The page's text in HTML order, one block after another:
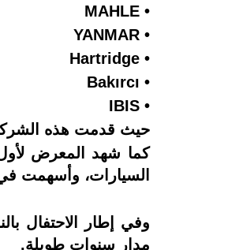
• MAHLE
• YANMAR
• Hartridge
• Bakırcı
• IBIS
حيث قدمت هذه
السيارات، وأسهمت
وفي إطار الاحتفال
مدار سنوات طويلة.